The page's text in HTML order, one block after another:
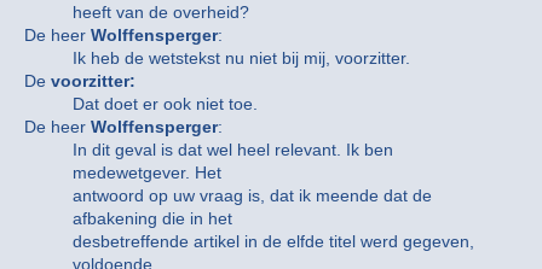
heeft van de overheid?
De heer Wolffensperger:
Ik heb de wetstekst nu niet bij mij, voorzitter.
De voorzitter:
Dat doet er ook niet toe.
De heer Wolffensperger:
In dit geval is dat wel heel relevant. Ik ben
medewetgever. Het
antwoord op uw vraag is, dat ik meende dat de
afbakening die in het
desbetreffende artikel in de elfde titel werd gegeven,
voldoende